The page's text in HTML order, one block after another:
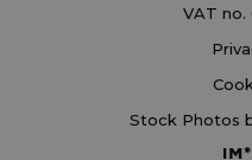
VAT no.
Stock Photos